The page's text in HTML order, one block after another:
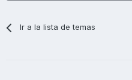
Ir a la lista de temas